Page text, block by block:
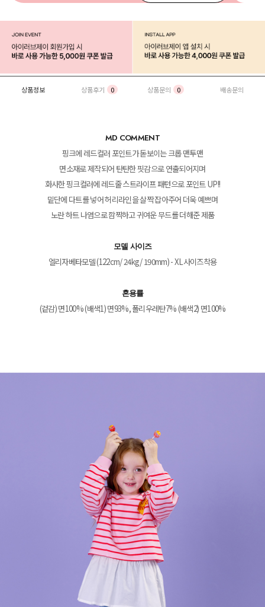
상품정보 상품후기 0 상품문의 0 배송문의
MD COMMENT
핑크에 레드컬러 포인트가 돋보이는 크롭 맨투맨
면소재로 제작되어 탄탄한 핏감으로 연출되어지며
화사한 핑크컬러에 레드줄 스트라이프 패턴으로 포인트 UP!!
밑단에 다트를 넣어 허리라인을 살짝 잡아주어 더욱 예쁘며
노란 하트 나염으로 깜찍하고 귀여운 무드를 더해준 제품
모델 사이즈
엘리자베타모델 (122cm/ 24kg/ 190mm) - XL사이즈착용
혼용률
(겉감) 면100% (배색1) 면93%, 폴리우레탄7% (배색2) 면100%